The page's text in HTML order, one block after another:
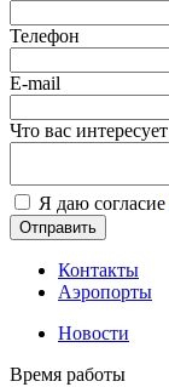
Телефон
E-mail
Что вас интересует
Я даю согласие
Контакты
Аэропорты
Новости
Время работы